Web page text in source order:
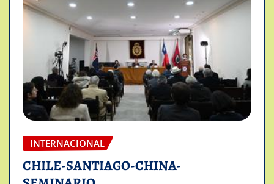
INTERNACIONAL
CHILE-SANTIAGO-CHINA-